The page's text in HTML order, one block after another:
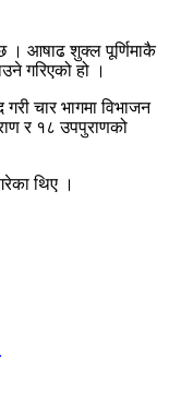
। आषाढ शुक्ल पूर्णिमाकै
गरिएको हो ।
चार भागमा विभाजन
र १८ उपपुराणको
थिए ।